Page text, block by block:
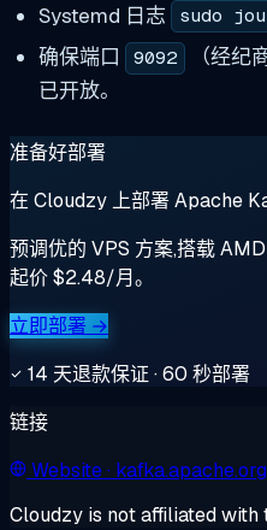
Systemd 日志 sudo
确保端口 9092 （经纪
已开放。
准备好部署
在 Cloudzy 上部署 Apache
预调优的 VPS 方案,搭载
起价 $2.48/月。
立即部署 →
14 天退款保证 · 60 秒部署
链接
Website· kafka.apache.org
Cloudzy is not affiliated